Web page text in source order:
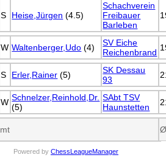
S Heise,Jürgen (4.5)
Schachverein
Freibauer
Barleben
W Waltenberger,Udo (4)
SV Eiche
Reichenbrand
S Erler,Rainer (5)
SK Dessau
93
W Schnelzer,Reinhold,Dr.
(5)
SAbt TSV
Haunstetten
Powered by ChessLeagueManager